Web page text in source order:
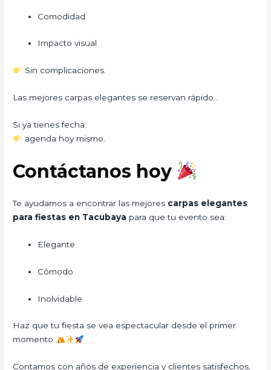
Comodidad
Impacto visual
Sin complicaciones.
Las mejores carpas elegantes se reservan rápido…
Si ya tienes fecha:
agenda hoy mismo.
Contáctanos hoy
Te ayudamos a encontrar las mejores carpas elegantes
para fiestas en Tacubaya para que tu evento sea:
Elegante
Cómodo
Inolvidable
Haz que tu fiesta se vea espectacular desde el primer
momento
Contamos con años de experiencia y clientes satisfechos.